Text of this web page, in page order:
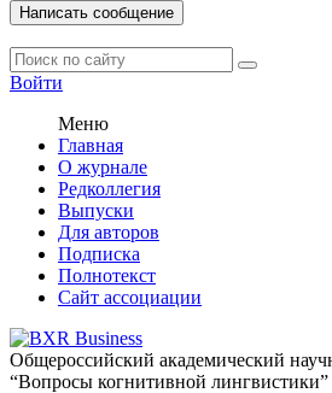
Написать сообщение
Войти
Меню
Главная
О журнале
Редколлегия
Выпуски
Для авторов
Подписка
Полнотекст
Сайт ассоциации
Общероссийский академический
“Вопросы когнитивной лингвистики”